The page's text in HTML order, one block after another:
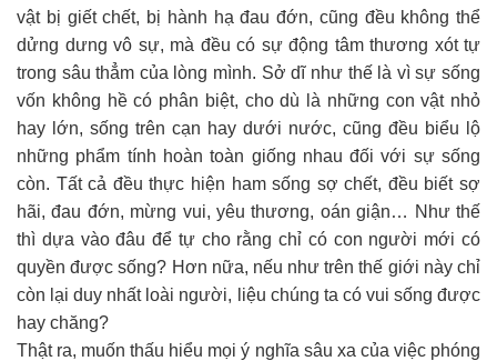
vật bị giết chết, bị hành hạ đau đớn, cũng đều không thể
dửng dưng vô sự, mà đều có sự động tâm thương xót tự
trong sâu thẳm của lòng mình. Sở dĩ như thế là vì sự sống
vốn không hề có phân biệt, cho dù là những con vật nhỏ
hay lớn, sống trên cạn hay dưới nước, cũng đều biểu lộ
những phẩm tính hoàn toàn giống nhau đối với sự sống
còn. Tất cả đều thực hiện ham sống sợ chết, đều biết sợ
hãi, đau đớn, mừng vui, yêu thương, oán giận… Như thế
thì dựa vào đâu để tự cho rằng chỉ có con người mới có
quyền được sống? Hơn nữa, nếu như trên thế giới này chỉ
còn lại duy nhất loài người, liệu chúng ta có vui sống được
hay chăng?
Thật ra, muốn thấu hiểu mọi ý nghĩa sâu xa của việc phóng